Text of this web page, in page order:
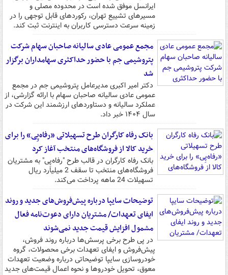
ایرانسل موفق شده است در محدوده مصلی و
مسیرهای تشییع تهران، رکوردهای قابل توجهی را در
زمینه سرعت دسترسی کاربران به اینترنت ثبت کند.
مجمع عمومی عادی سالیانه صاحبان سهام شرکت
پتروشیمی جم با حضور حداکثری سهامداران برگزار
شد
دکتر امیر اکبری مدیرعامل پتروشیمی جم در مجمع
عمومی عادی سالیانه صاحبان سهام با ارائه گزارشی، از
عملکرد سالیانه و دستاوردهای ارزشمند این شرکت در
سال ۱۴۰۴ خبر داد.
بانک رفاه کارگران طرح تسهیلاتی «رفاه‌پِی» را برای
خرید کالا از فروشگاه‌های منتخب آغاز کرد
بانک رفاه کارگران در قالب طرح "رفاه‌پِی" به مشتریان
فروشگاه‌های منتخب تا سقف 2 میلیارد ریال
تسهیلات 24 ماهه پرداخت می‌کند.
توضیحات سایپا درباره پیش‌فروش‌های جدید و روند
ایفای تعهدات/ مشتریان دارای دعوت‌نامه فعال
مشمول افزایش قیمت جدید نمی‌شوند
در پی طرح برخی پرسش‌ها درباره روند فروش،
پیش‌فروش و ایفای تعهدات برخی محصولات، گروه
خودروسازی سایپا توضیحاتی درباره وضعیت تعهدات
معوق، تحویل خودروها و نحوه اعمال قیمت‌های جدید